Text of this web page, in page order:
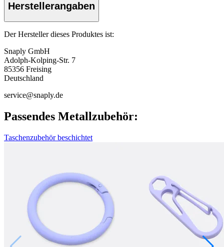
Herstellerangaben
Der Hersteller dieses Produktes ist:
Snaply GmbH
Adolph-Kolping-Str. 7
85356 Freising
Deutschland
service@snaply.de
Passendes Metallzubehör:
Taschenzubehör beschichtet